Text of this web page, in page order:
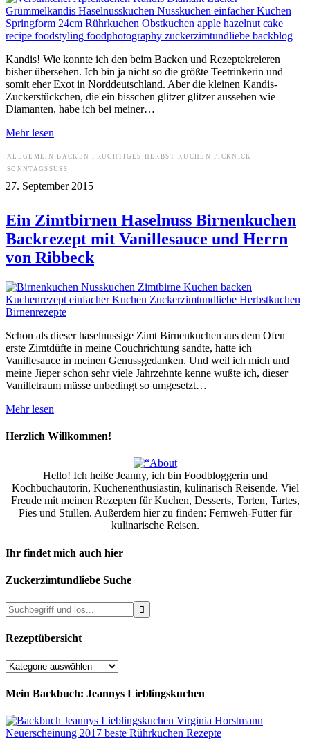
Kandis! Wie konnte ich den beim Backen und Rezeptekreieren
bisher übersehen. Ich bin ja nicht so die größte Teetrinkerin und
somit eher Exot in Norddeutschland. Aber die kleinen Kandis-
Zuckerstückchen, die ein bisschen glitzer glitzer aussehen wie
Diamanten, habe ich bei meiner…
Mehr lesen
ALLGEMEIN BACKEN FRUCHTIGES HERBST KUCHEN PICKNICK
SONNTAGSSÜSS
27. September 2015
Ein Zimtbirnen Haselnuss Birnenkuchen
Backrezept mit Vanillesauce und Herrn
von Ribbeck
Schon als dieser haselnussige Zimt Birnenkuchen aus dem Ofen
erste Zimtdüfte in meine Couchrichtung sandte, hatte ich
Vanillesauce in meinen Genussgedanken. Und weil ich mich und
meine Jieper schon sehr viele Jahrzehnte kenne wußte ich, dieser
Vanilletraum müsse unbedingt so umgesetzt…
Mehr lesen
Herzlich Willkommen!
Hello! Ich heiße Jeanny, ich bin Foodbloggerin und
Kochbuchautorin, Kuchenenthusiastin, kulinarisch Reisende. Viel
Freude mit meinen Rezepten für Kuchen, Desserts, Torten, Tartes,
Pies und Stullen. Außerdem hier zu finden: Fernweh-Futter für
kulinarische Reisen.
Ihr findet mich auch hier
Zuckerzimtundliebe Suche
Rezeptübersicht
Rezeptübersicht
Mein Backbuch: Jeannys Lieblingskuchen